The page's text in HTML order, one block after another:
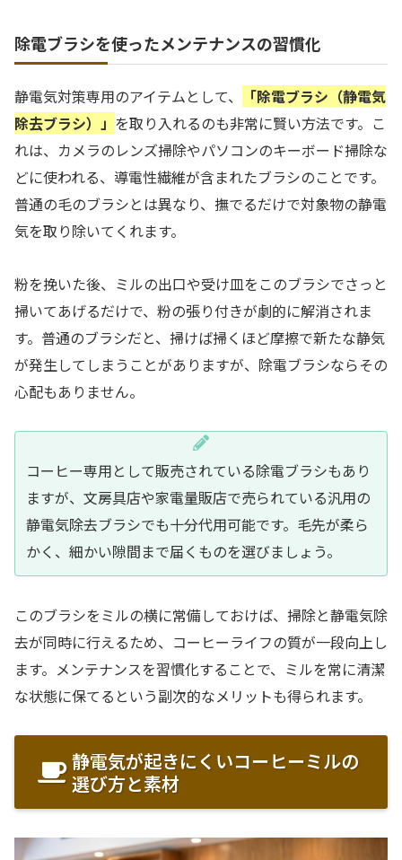
除電ブラシを使ったメンテナンスの習慣化
静電気対策専用のアイテムとして、
「除電ブラシ（静電気
除去ブラシ）」 を取り入れるのも非常に賢い方法です。こ
れは、カメラのレンズ掃除やパソコンのキーボード掃除な
どに使われる、導電性繊維が含まれたブラシのことです。
普通の毛のブラシとは異なり、撫でるだけで対象物の静電
気を取り除いてくれます。
粉を挽いた後、ミルの出口や受け皿をこのブラシでさっと
掃いてあげるだけで、粉の張り付きが劇的に解消されま
す。普通のブラシだと、掃けば掃くほど摩擦で新たな静気
が発生してしまうことがありますが、除電ブラシならその
心配もありません。
コーヒー専用として販売されている除電ブラシもあり
ますが、文房具店や家電量販店で売られている汎用の
静電気除去ブラシでも十分代用可能です。毛先が柔ら
かく、細かい隙間まで届くものを選びましょう。
このブラシをミルの横に常備しておけば、掃除と静電気除
去が同時に行えるため、コーヒーライフの質が一段向上し
ます。メンテナンスを習慣化することで、ミルを常に清潔
な状態に保てるという副次的なメリットも得られます。
静電気が起きにくいコーヒーミルの
選び方と素材